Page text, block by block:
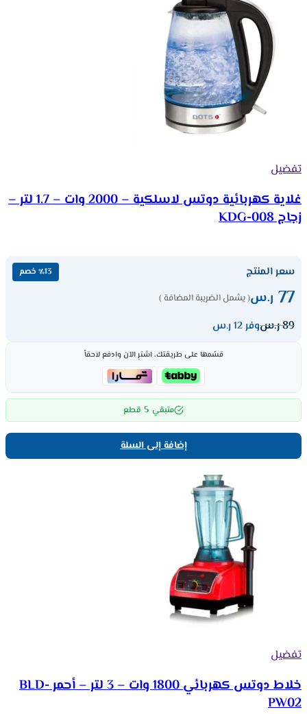
تفضيل
غلاية كهربائية دوتس لاسلكية – 2000 وات – 1.7 لتر –
زجاج KDG-008
سعر المنتج ٪13 خصم
77 ر.س( يشمل الضريبة المضافة )
89ر.سوفر 12 ر.س
قسّمها على طريقتك، اشترِ الآن وادفع لاحقاً
متبقي 5 قطع
إضافة إلى السلة
تفضيل
خلاط دوتس كهربائي 1800 وات – 3 لتر – أحمر BLD-
PW02